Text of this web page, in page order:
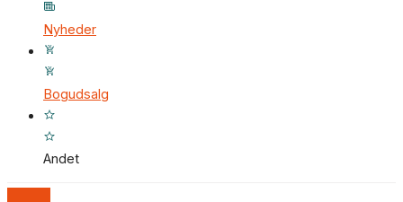
Nyheder
Bogudsalg
Andet